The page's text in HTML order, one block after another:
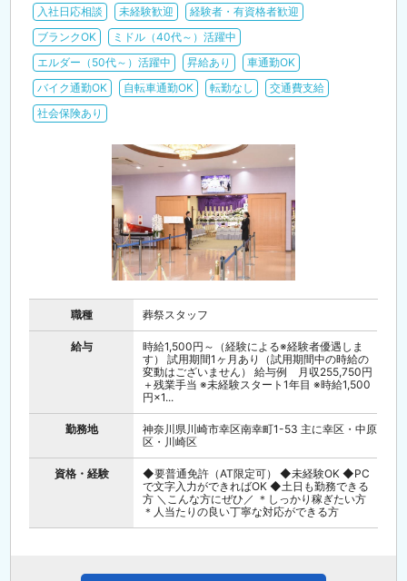
入社日応相談 未経験歓迎
経験者・有資格者歓迎
ブランクOK
ミドル（40代～）活躍中
エルダー（50代～）活躍中
昇給あり
車通勤OK
バイク通勤OK
自転車通勤OK 転勤なし
交通費支給
社会保険あり
職種 葬祭スタッフ
給与
時給1,500円～（経験による※経験者優遇しま
す） 試用期間1ヶ月あり（試用期間中の時給の
変動はございません） 給与例 月収255,750円
＋残業手当 ※未経験スタート1年目 ※時給1,500
円×1...
勤務地
神奈川県川崎市幸区南幸町1-53 主に幸区・中原
区・川崎区
資格・経験
◆要普通免許（AT限定可） ◆未経験OK ◆PC
で文字入力ができればOK ◆土日も勤務できる
方 ＼こんな方にぜひ／ ＊しっかり稼ぎたい方
＊人当たりの良い丁寧な対応ができる方